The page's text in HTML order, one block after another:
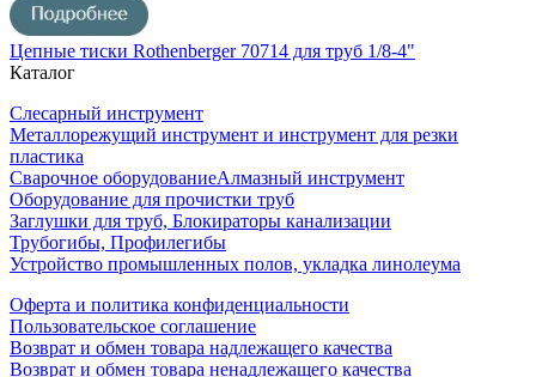
Цепные тиски Rothenberger 70714 для труб 1/8-4"
Каталог
Слесарный инструмент
Металлорежущий инструмент и инструмент для резки
пластика
Сварочное оборудованиеАлмазный инструмент
Оборудование для прочистки труб
Заглушки для труб, Блокираторы канализации
Трубогибы, Профилегибы
Устройство промышленных полов, укладка линолеума
Оферта и политика конфиденциальности
Пользовательское соглашение
Возврат и обмен товара надлежащего качества
Возврат и обмен товара ненадлежащего качества